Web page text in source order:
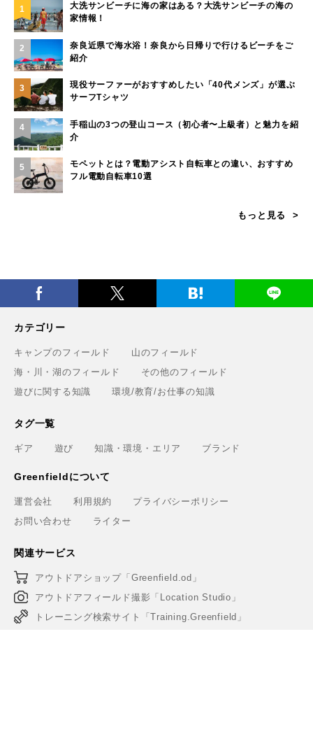
1
大洗サンビーチに海の家はある？大洗サンビーチの海の
家情報！
2
奈良近県で海水浴！奈良から日帰りで行けるビーチをご
紹介
3
現役サーファーがおすすめしたい「40代メンズ」が選ぶ
サーフTシャツ
4
手稲山の3つの登山コース（初心者〜上級者）と魅力を紹
介
5
モペットとは？電動アシスト自転車との違い、おすすめ
フル電動自転車10選
もっと見る
カテゴリー
キャンプのフィールド
山のフィールド
海・川・湖のフィールド
その他のフィールド
遊びに関する知識
環境/教育/お仕事の知識
タグ一覧
ギア 遊び 知識・環境・エリア ブランド
Greenfieldについて
運営会社 利用規約
プライバシーポリシー
お問い合わせ
ライター
関連サービス
アウトドアショップ「Greenfield.od」
アウトドアフィールド撮影「Location Studio」
トレーニング検索サイト「Training.Greenfield」